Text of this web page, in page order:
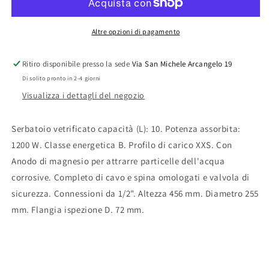
10
LT.
10
VERTICALE
Altre opzioni di pagamento
Ritiro disponibile presso la sede Via San Michele Arcangelo 19
Di solito pronto in 2-4 giorni
Visualizza i dettagli del negozio
Serbatoio vetrificato capacità (L): 10. Potenza assorbita:
1200 W. Classe energetica B. Profilo di carico XXS. Con
Anodo di magnesio per attrarre particelle dell'acqua
corrosive. Completo di cavo e spina omologati e valvola di
sicurezza. Connessioni da 1/2". Altezza 456 mm. Diametro 255
mm. Flangia ispezione D. 72 mm.